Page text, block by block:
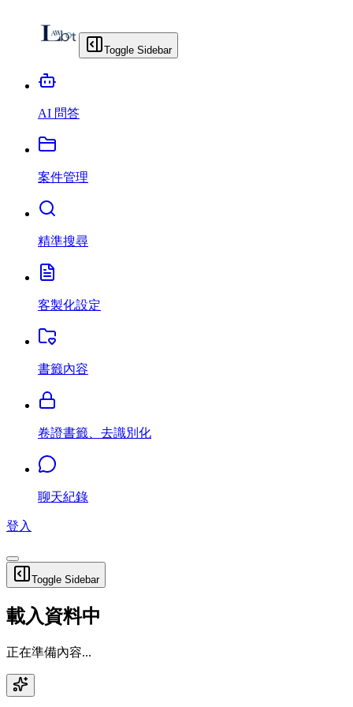
Toggle Sidebar
AI 問答
案件管理
精準搜尋
客製化設定
書籤內容
卷證書籤、去識別化
聊天紀錄
登入
Toggle Sidebar
載入資料中
正在準備內容...